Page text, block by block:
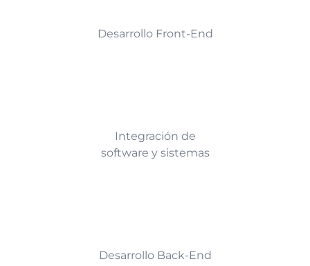
Desarrollo Back-End
Desarrollo Front-End
Integración de
software y sistemas